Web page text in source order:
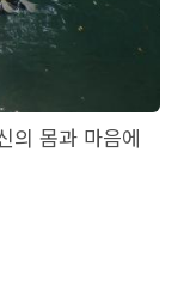
의 몸과 마음에